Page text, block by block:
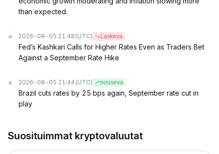
than expected.
2026-08-05 21:48 (UTC) Laskeva
Fed’s Kashkari Calls for Higher Rates Even as Traders Bet
Against a September Rate Hike
2026-08-05 21:44 (UTC) nouseva
Brazil cuts rates by 25 bps again, September rate cut in
play
Suosituimmat kryptovaluutat